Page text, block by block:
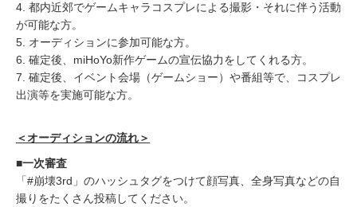
4. 都内近郊でゲームキャラコスプレによる撮影・それに伴う活動
が可能な方。
5. オーディションに参加可能な方。
6. 確定後、miHoYo新作ゲームの宣伝協力をしてくれる方。
7. 確定後、イベント会場（ゲームショー）や番組等で、コスプレ
出演等を実施可能な方。
＜オーディションの流れ＞
■一次審査
「#崩壊3rd」のハッシュタグをつけて顔写真、全身写真などの自
撮りをたくさん投稿してください。